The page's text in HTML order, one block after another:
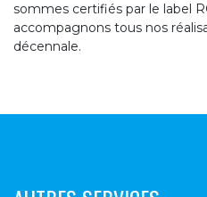
sommes certifiés par le label
accompagnons tous nos
décennale.